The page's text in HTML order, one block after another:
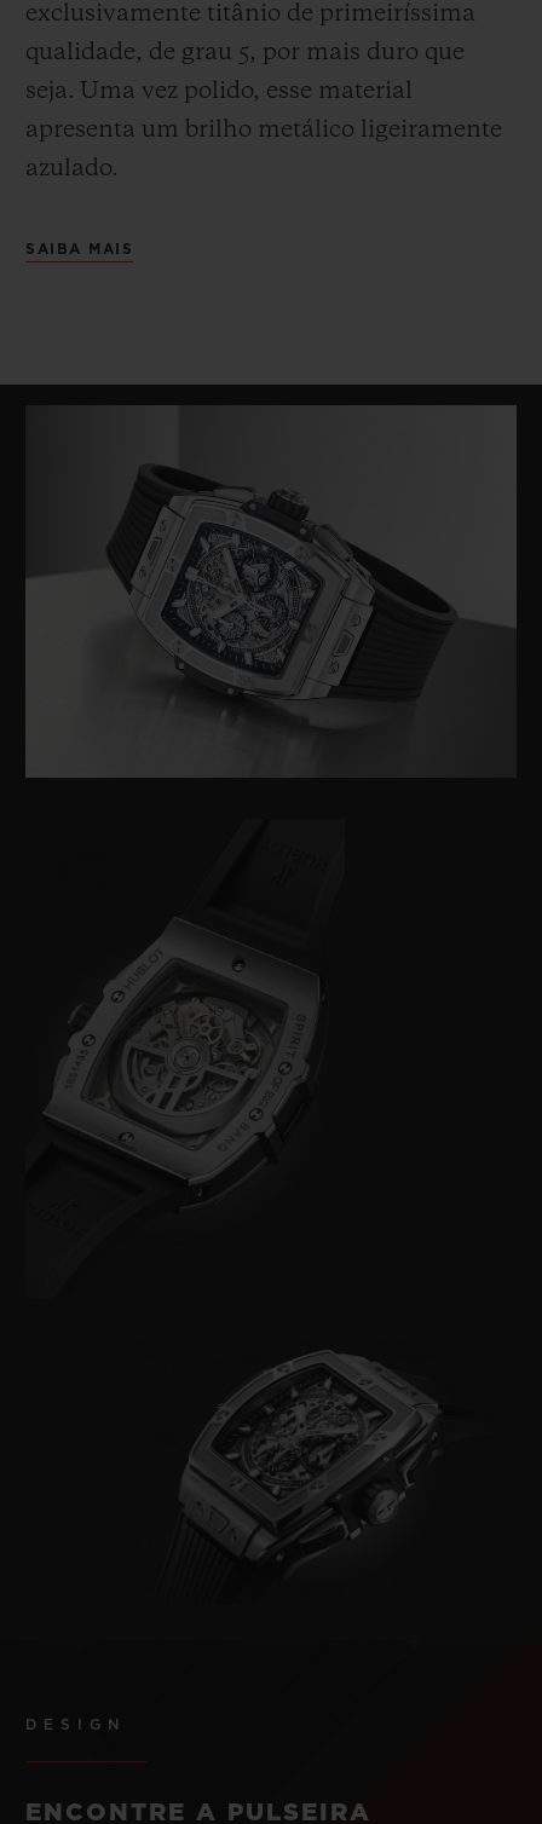
exclusivamente titânio de primeiríssima
qualidade, de grau 5, por mais duro que
seja. Uma vez polido, esse material
apresenta um brilho metálico ligeiramente
azulado.
SAIBA MAIS
DESIGN
ENCONTRE A PULSEIRA